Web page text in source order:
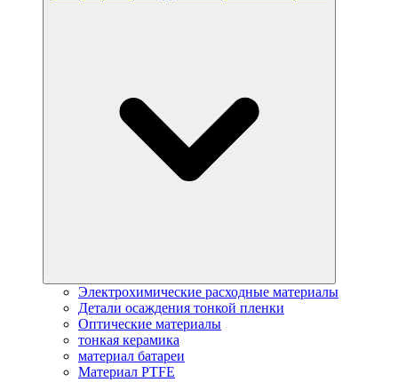
Электрохимические расходные материалы
Детали осаждения тонкой пленки
Оптические материалы
тонкая керамика
материал батареи
Материал PTFE